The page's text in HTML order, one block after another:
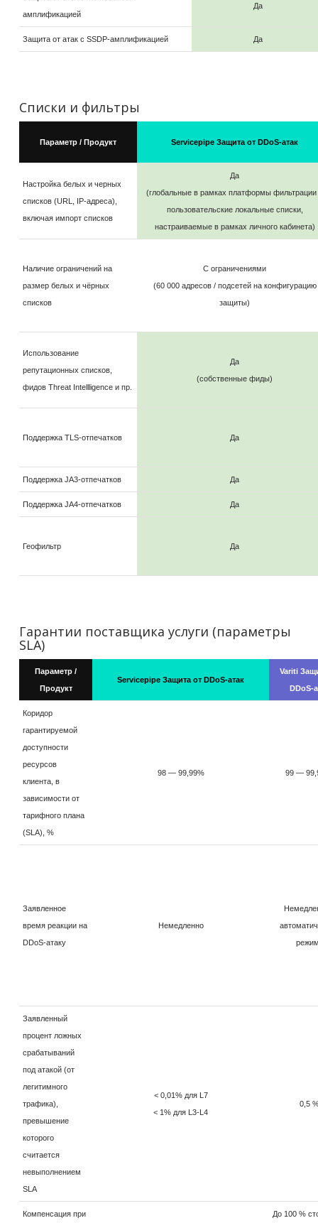
амплификацией
Да
Защита от атак с SSDP-амплификацией Да
Списки и фильтры
Параметр / Продукт Servicepipe Защита от DDoS-атак
Настройка белых и черных
списков (URL, IP-адреса),
включая импорт списков
Да
(глобальные в рамках платформы фильтрации
пользовательские локальные списки,
настраиваемые в рамках личного кабинета)
Наличие ограничений на
размер белых и чёрных
списков
С ограничениями
(60 000 адресов / подсетей на конфигурацию
защиты)
Использование
репутационных списков,
фидов Threat Intellligence и пр.
Да
(собственные фиды)
Поддержка TLS-отпечатков Да
Поддержка JA3-отпечатков Да
Поддержка JA4-отпечатков Да
Геофильтр Да
Гарантии поставщика услуги (параметры
SLA)
Параметр /
Продукт
Servicepipe Защита от DDoS-атак
Variti
DDoS-
Коридор
гарантируемой
доступности
ресурсов
клиента, в
зависимости от
тарифного плана
(SLA), %
98 — 99,99% 99 —
Заявленное
время реакции на
DDoS-атаку
Немедленно
Заявленный
процент ложных
срабатываний
под атакой (от
легитимного
трафика),
превышение
которого
считается
невыполнением
SLA
< 0,01% для L7
< 1% для L3-L4
0,5
Компенсация при До 100 %